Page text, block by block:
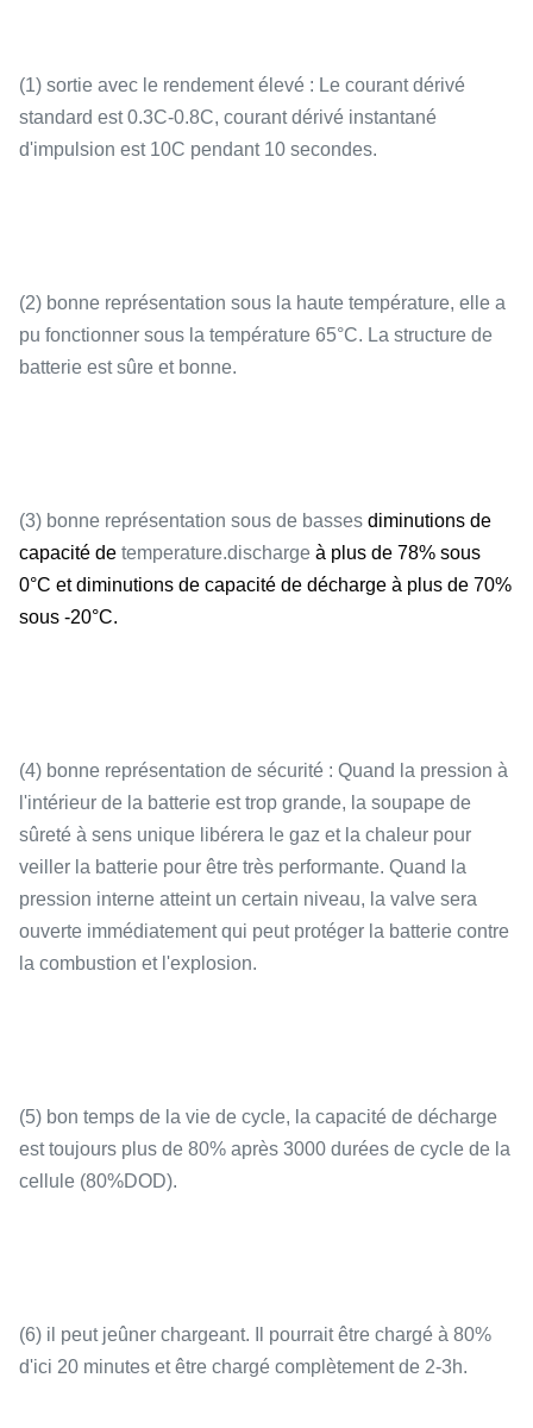
Décharge
instantanée
3C (10s)
Fin de décharge 2.9V
fonctionnante
-20-65℃
Poids 6.5kg
(1) sortie avec le rendement élevé : Le courant dérivé
standard est 0.3C-0.8C, courant dérivé instantané
d'impulsion est 10C pendant 10 secondes.
(2) bonne représentation sous la haute température, elle a
pu fonctionner sous la température 65°C. La structure de
batterie est sûre et bonne.
(3) bonne représentation sous de basses diminutions de
capacité de temperature.discharge à plus de 78% sous
0°C et diminutions de capacité de décharge à plus de 70%
sous -20°C.
(4) bonne représentation de sécurité : Quand la pression à
l'intérieur de la batterie est trop grande, la soupape de
sûreté à sens unique libérera le gaz et la chaleur pour
veiller la batterie pour être très performante. Quand la
pression interne atteint un certain niveau, la valve sera
ouverte immédiatement qui peut protéger la batterie contre
la combustion et l'explosion.
(5) bon temps de la vie de cycle, la capacité de décharge
est toujours plus de 80% après 3000 durées de cycle de la
cellule (80%DOD).
(6) il peut jeûner chargeant. Il pourrait être chargé à 80%
d'ici 20 minutes et être chargé complètement de 2-3h.